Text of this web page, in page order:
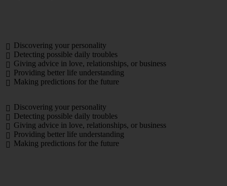
Discovering your personality
Detecting possible daily troubles
Giving advice in love, relationships, or business
Providing better life understanding
Making predictions for the future
Discovering your personality
Detecting possible daily troubles
Giving advice in love, relationships, or business
Providing better life understanding
Making predictions for the future